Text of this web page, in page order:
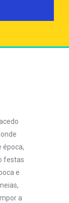
época,
festas
e
a